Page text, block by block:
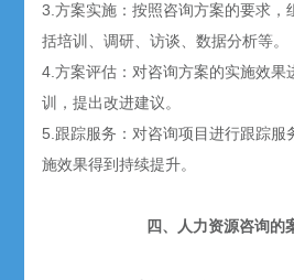
3.方案实施：按照咨询方案的要求，
括培训、调研、访谈、数据分析等。
4.方案评估：对咨询方案的实施效果
训，提出改进建议。
5.跟踪服务：对咨询项目进行跟踪服
施效果得到持续提升。
四、人力资源咨询的